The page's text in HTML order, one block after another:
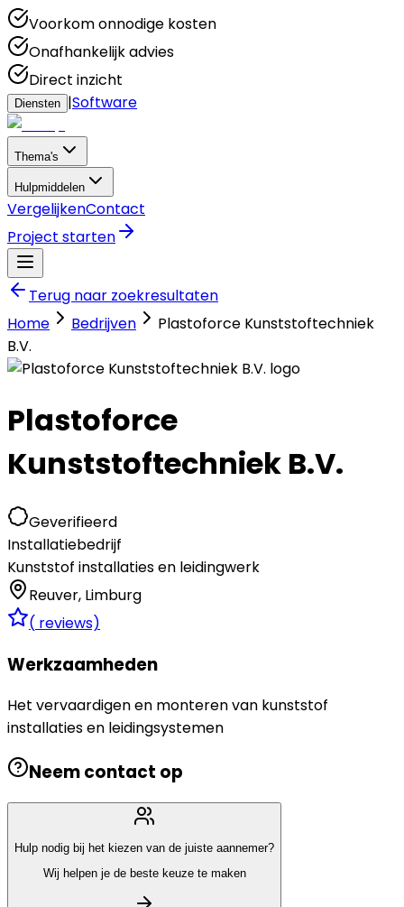
Voorkom onnodige kosten
Onafhankelijk advies
Direct inzicht
Diensten |Software
Thema's
Hulpmiddelen
VergelijkenContact
Project starten
Terug naar zoekresultaten
Home
Bedrijven
Plastoforce Kunststoftechniek
B.V.
Plastoforce
Kunststoftechniek B.V.
Geverifieerd
Installatiebedrijf
Kunststof installaties en leidingwerk
Reuver, Limburg
( reviews)
Werkzaamheden
Het vervaardigen en monteren van kunststof
installaties en leidingsystemen
Neem contact op
Hulp nodig bij het kiezen van de juiste aannemer?
Wij helpen je de beste keuze te maken